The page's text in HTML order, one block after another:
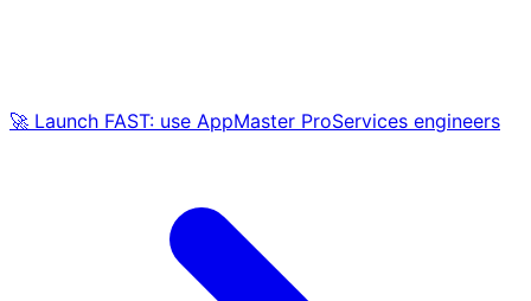
🚀 Launch FAST: use AppMaster ProServices engineers